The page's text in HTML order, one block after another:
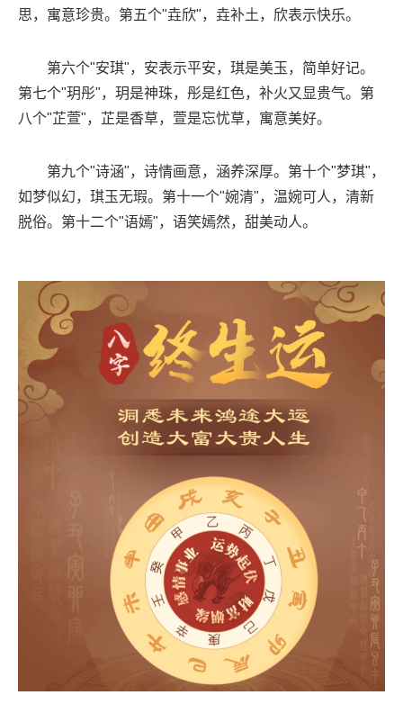
思，寓意珍贵。第五个"垚欣"，垚补土，欣表示快乐。
第六个"安琪"，安表示平安，琪是美玉，简单好记。
第七个"玥彤"，玥是神珠，彤是红色，补火又显贵气。第
八个"芷萱"，芷是香草，萱是忘忧草，寓意美好。
第九个"诗涵"，诗情画意，涵养深厚。第十个"梦琪"，
如梦似幻，琪玉无瑕。第十一个"婉清"，温婉可人，清新
脱俗。第十二个"语嫣"，语笑嫣然，甜美动人。